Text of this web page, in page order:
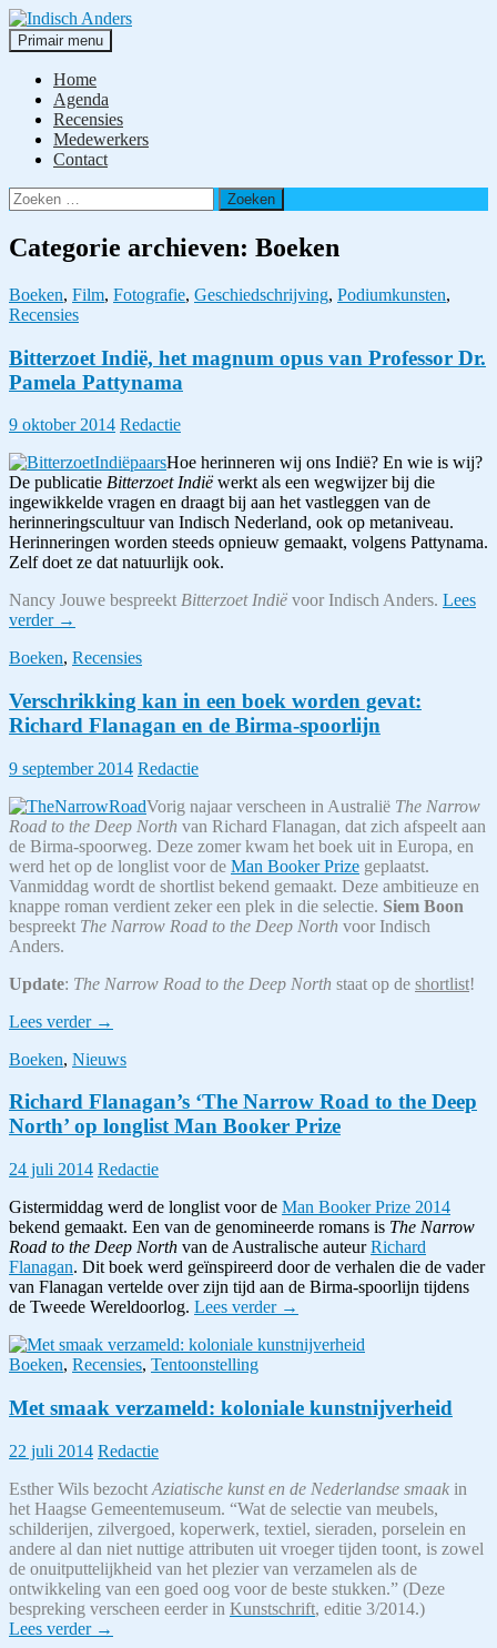
Ga
naar
de
inhoud
Indisch Anders
Zoeken
Primair menu
Home
Agenda
Recensies
Medewerkers
Contact
Zoeken
naar:
Categorie archieven: Boeken
Boeken, Film, Fotografie, Geschiedschrijving, Podiumkunsten,
Recensies
Bitterzoet Indië, het magnum opus van Professor Dr.
Pamela Pattynama
9 oktober 2014 Redactie
Hoe herinneren wij ons Indië? En wie is wij?
De publicatie Bitterzoet Indiëwerkt als een wegwijzer bij die
ingewikkelde vragen en draagt bij aan het vastleggen van de
herinneringscultuur van Indisch Nederland, ook op metaniveau.
Herinneringen worden steeds opnieuw gemaakt, volgens Pattynama.
Zelf doet ze dat natuurlijk ook.
Nancy Jouwe bespreekt Bitterzoet Indië voor Indisch Anders. Lees
verder Bitterzoet
het
opus
van
Professor
Dr.
Pamela
Pattynama
→
Boeken, Recensies
Verschrikking kan in een boek worden gevat:
Richard Flanagan en de Birma-spoorlijn
9 september 2014 Redactie
Vorig najaar verscheen in Australië The Narrow
Road to the Deep North van Richard Flanagan, dat zich afspeelt aan
de Birma-spoorweg. Deze zomer kwam het boek uit in Europa, en
werd het op de longlist voor de Man Booker Prize geplaatst.
Vanmiddag wordt de shortlist bekend gemaakt. Deze ambitieuze en
knappe roman verdient zeker een plek in die selectie. Siem Boon
bespreekt The Narrow Road to the Deep North voor Indisch
Anders.
Update: The Narrow Road to the Deep North staat op de shortlist!
Lees verder Verschrikking
in
boek
worden
gevat:
Richard
Flanagan
en
de
Birma-
spoorlijn
→
Boeken, Nieuws
Richard Flanagan’s ‘The Narrow Road to the Deep
North’ op longlist Man Booker Prize
24 juli 2014 Redactie
Gistermiddag werd de longlist voor de Man Booker Prize 2014
bekend gemaakt. Een van de genomineerde romans is The Narrow
Road to the Deep North van de Australische auteurRichard
Flanagan. Dit boek werd geïnspireerd door de verhalen die de vader
van Flanagan vertelde over zijn tijd aan de Birma-spoorlijn tijdens
de Tweede Wereldoorlog. Lees verder Richard
‘The
to
op
longlist
Man
Booker
Prize
→
Boeken, Recensies, Tentoonstelling
Met smaak verzameld: koloniale kunstnijverheid
22 juli 2014 Redactie
Esther Wils bezocht Aziatische kunst en de Nederlandse smaak in
het Haagse Gemeentemuseum. “Wat de selectie van meubels,
schilderijen, zilvergoed, koperwerk, textiel, sieraden, porselein en
andere al dan niet nuttige attributen uit vroeger tijden toont, is zowel
de onuitputtelijkheid van het plezier van verzamelen als de
ontwikkeling van een goed oog voor de beste stukken.” (Deze
bespreking verscheen eerder in Kunstschrift, editie 3/2014.)
Lees verder Met
→